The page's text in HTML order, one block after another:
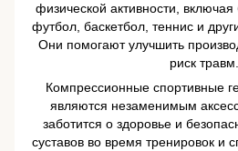
физической активности, включая
футбол, баскетбол, теннис и
Они помогают улучшить
риск травм.
Компрессионные спортивные
являются незаменимым
заботится о здоровье и
суставов во время тренировок и